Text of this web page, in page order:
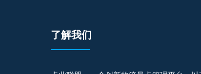
了解我们